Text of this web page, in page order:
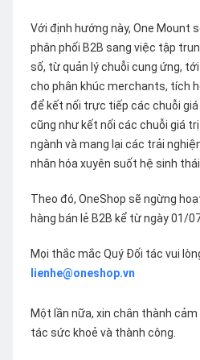
Với định hướng này, One Mount
phân phối B2B sang việc tập
số, từ quản lý chuỗi cung ứng,
cho phân khúc merchants, tích
để kết nối trực tiếp các chuỗi
cũng như kết nối các chuỗi giá
ngành và mang lại các trải
nhân hóa xuyên suốt hệ sinh thái
Theo đó, OneShop sẽ ngừng
hàng bán lẻ B2B kể từ ngày 01/
Mọi thắc mắc Quý Đối tác vui
lienhe@oneshop.vn
Một lần nữa, xin chân thành
tác sức khoẻ và thành công.